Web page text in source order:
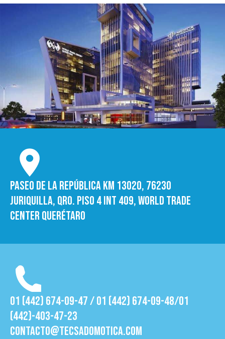
Paseo de la República Km 13020, 76230
Juriquilla, Qro. Piso 4 int 409, World trade
Center Querétaro
01 (442) 674-09-47 / 01 (442) 674-09-48/01
(442)-403-47-23
contacto@tecsadomotica.com